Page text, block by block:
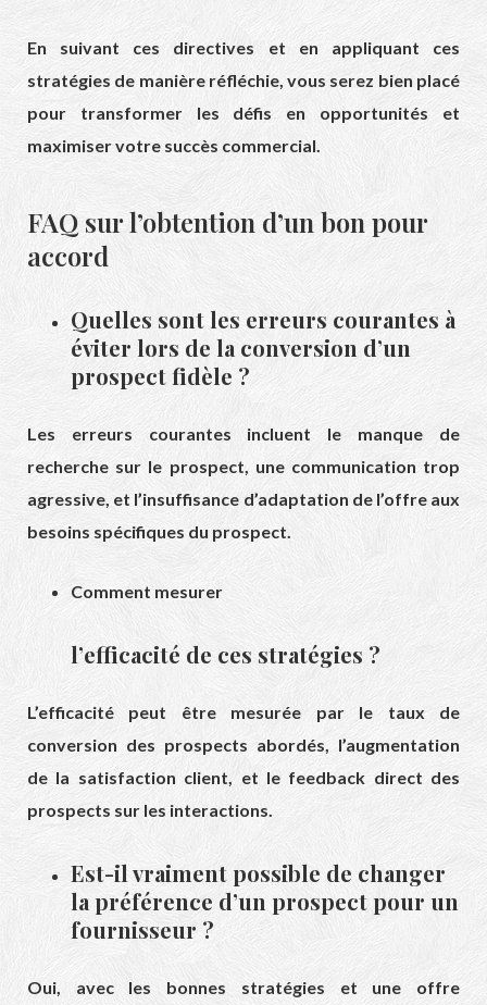
En suivant ces directives et en appliquant ces
stratégies de manière réfléchie, vous serez bien placé
pour transformer les défis en opportunités et
maximiser votre succès commercial.
FAQ sur l’obtention d’un bon pour
accord
Quelles sont les erreurs courantes à
éviter lors de la conversion d’un
prospect fidèle ?
Les erreurs courantes incluent le manque de
recherche sur le prospect, une communication trop
agressive, et l’insuffisance d’adaptation de l’offre aux
besoins spécifiques du prospect.
Comment mesurer
l’efficacité de ces stratégies ?
L’efficacité peut être mesurée par le taux de
conversion des prospects abordés, l’augmentation
de la satisfaction client, et le feedback direct des
prospects sur les interactions.
Est-il vraiment possible de changer
la préférence d’un prospect pour un
fournisseur ?
Oui, avec les bonnes stratégies et une offre